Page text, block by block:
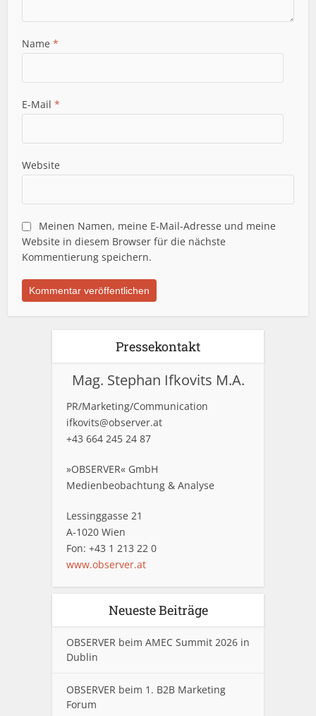
Name*
E-Mail*
Website
Meinen Namen, meine E-Mail-Adresse und meine
Website in diesem Browser für die nächste
Kommentierung speichern.
Pressekontakt
Mag. Stephan Ifkovits M.A.
PR/Marketing/Communication
ifkovits@observer.at
+43 664 245 24 87
»OBSERVER« GmbH
Medienbeobachtung & Analyse
Lessinggasse 21
A-1020 Wien
Fon: +43 1 213 22 0
www.observer.at
Neueste Beiträge
OBSERVER beim AMEC Summit 2026 in
Dublin
OBSERVER beim 1. B2B Marketing
Forum